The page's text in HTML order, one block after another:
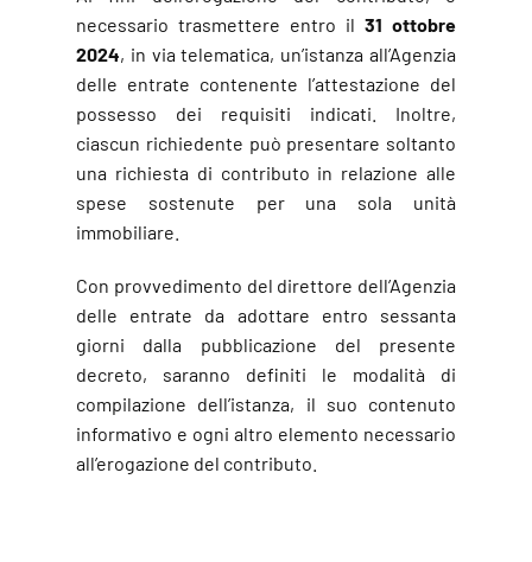
necessario trasmettere entro il 31 ottobre
2024, in via telematica, un’istanza all’Agenzia
delle entrate contenente l’attestazione del
possesso dei requisiti indicati. Inoltre,
ciascun richiedente può presentare soltanto
una richiesta di contributo in relazione alle
spese sostenute per una sola unità
immobiliare.
Con provvedimento del direttore dell’Agenzia
delle entrate da adottare entro sessanta
giorni dalla pubblicazione del presente
decreto, saranno definiti le modalità di
compilazione dell’istanza, il suo contenuto
informativo e ogni altro elemento necessario
all’erogazione del contributo.